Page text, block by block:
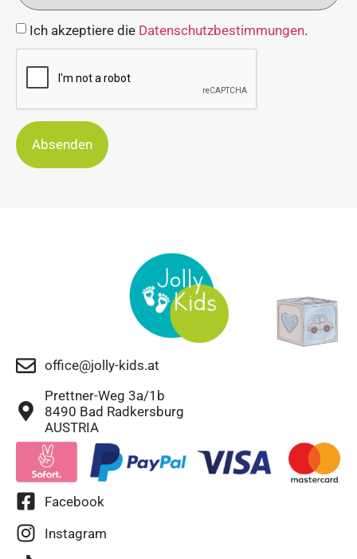
Ich akzeptiere die Datenschutzbestimmungen.
Absenden
office@jolly-kids.at
Prettner-Weg 3a/1b
8490 Bad Radkersburg
AUSTRIA
Facebook
Instagram